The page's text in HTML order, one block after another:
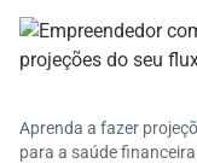
Aprenda a fazer
para a saúde